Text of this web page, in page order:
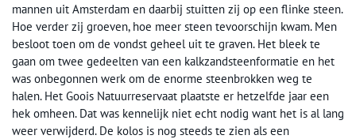
mannen uit Amsterdam en daarbij stuitten zij op een flinke steen.
Hoe verder zij groeven, hoe meer steen tevoorschijn kwam. Men
besloot toen om de vondst geheel uit te graven. Het bleek te
gaan om twee gedeelten van een kalkzandsteenformatie en het
was onbegonnen werk om de enorme steenbrokken weg te
halen. Het Goois Natuurreservaat plaatste er hetzelfde jaar een
hek omheen. Dat was kennelijk niet echt nodig want het is al lang
weer verwijderd. De kolos is nog steeds te zien als een